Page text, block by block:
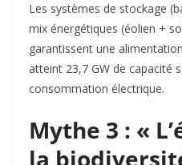
Les systèmes de stockage
mix énergétiques (éolien +
garantissent une
atteint 23,7 GW de capacité
consommation électrique.
Mythe 3 : «
la